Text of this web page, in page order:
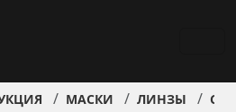
МАСКИ ЛИНЗЫ